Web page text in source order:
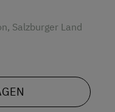
Salzburger Land